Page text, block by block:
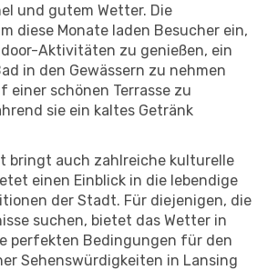
und gutem Wetter. Die
diese Monate laden Besucher ein,
Aktivitäten zu genießen, ein
in den Gewässern zu nehmen
einer schönen Terrasse zu
sie ein kaltes Getränk
bringt auch zahlreiche kulturelle
einen Einblick in die lebendige
der Stadt. Für diejenigen, die
suchen, bietet das Wetter in
perfekten Bedingungen für den
Sehenswürdigkeiten in Lansing